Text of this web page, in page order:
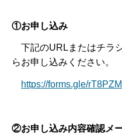
①お申し込み
下記のURLまたはチラ
らお申し込みください。
https://forms.gle/
②お申し込み内容確認メ